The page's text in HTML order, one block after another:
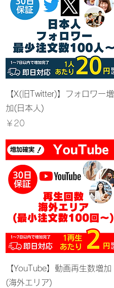
クイックビュー
【X(旧Twitter)】フォロワー増
加(日本人)
価格
￥20
クイックビュー
【YouTube】動画再生数増加
(海外エリア)